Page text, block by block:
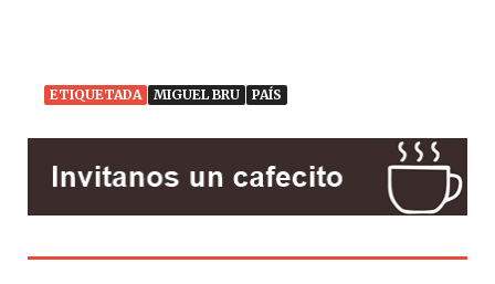
ETIQUETADA MIGUEL BRU PAÍS